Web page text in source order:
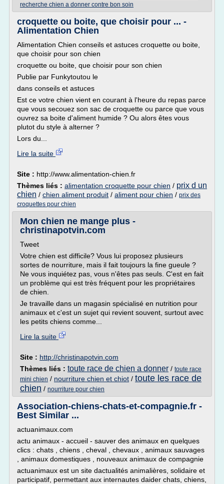
recherche chien a donner contre bon soin
croquette ou boite, que choisir pour ... -
Alimentation Chien
Alimentation Chien conseils et astuces croquette ou boite,
que choisir pour son chien
croquette ou boite, que choisir pour son chien
Publie par Funkytoutou le
dans conseils et astuces
Est ce votre chien vient en courant à l'heure du repas parce
que vous secouez son sac de croquette ou parce que vous
ouvrez sa boite d'aliment humide ? Ou alors êtes vous
plutot du style à alterner ?
Lors du...
Lire la suite
Site : http://www.alimentation-chien.fr
Thèmes liés : alimentation croquette pour chien / prix d un
chien / chien aliment produit / aliment pour chien / prix des
croquettes pour chien
Mon chien ne mange plus -
christinapotvin.com
Tweet
Votre chien est difficile? Vous lui proposez plusieurs
sortes de nourriture, mais il fait toujours la fine gueule ?
Ne vous inquiétez pas, vous n'êtes pas seuls. C'est en fait
un problème qui est très fréquent pour les propriétaires
de chien.
Je travaille dans un magasin spécialisé en nutrition pour
animaux et c'est un sujet qui revient souvent, surtout avec
les petits chiens comme...
Lire la suite
Site : http://christinapotvin.com
Thèmes liés : toute race de chien a donner / toute race
mini chien / nourriture chien et chiot / toute les race de
chien / nourriture pour chien
Association-chiens-chats-et-compagnie.fr -
Best Similar ...
actuanimaux.com
actu animaux - accueil - sauver des animaux en quelques
clics : chats , chiens , cheval , chevaux , animaux sauvages
, animaux domestiques , nouveaux animaux de compagnie
actuanimaux est un site dactualités animalières, solidaire et
participatif, permettant aux internautes daider chats, chiens,